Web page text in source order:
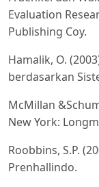
Evaluation
Publishing Coy.
Hamalik, O.
berdasarkan
McMillan
New York:
Roobbins, S.P.
Prenhallindo.